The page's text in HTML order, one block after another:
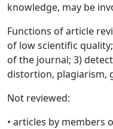
knowledge, may be
Functions of article
of low scientific
of the journal; 3)
distortion, plagiarism,
Not reviewed:
• articles by